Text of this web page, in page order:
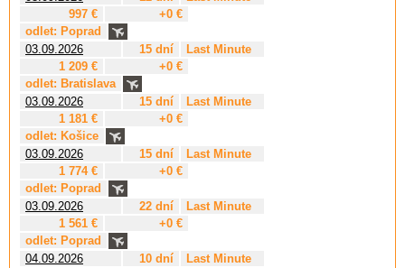
997 €
+0 €
odlet: Poprad
03.09.2026
15 dní
Last Minute
1 209 €
+0 €
odlet: Bratislava
03.09.2026
15 dní
Last Minute
1 181 €
+0 €
odlet: Košice
03.09.2026
15 dní
Last Minute
1 774 €
+0 €
odlet: Poprad
03.09.2026
22 dní
Last Minute
1 561 €
+0 €
odlet: Poprad
04.09.2026
10 dní
Last Minute